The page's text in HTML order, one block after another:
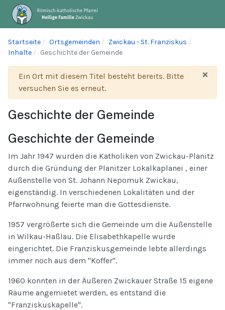
Startseite Ortsgemeinden
Zwickau - St. Franziskus
Inhalte
Geschichte der Gemeinde
×
Warnung
Ein Ort mit diesem Titel besteht bereits. Bitte
versuchen Sie es erneut.
Geschichte der Gemeinde
Geschichte der Gemeinde
Im Jahr 1947 wurden die Katholiken von Zwickau-Planitz
durch die Gründung der Planitzer Lokalkaplanei , einer
Außenstelle von St. Johann Nepomuk Zwickau,
eigenständig. In verschiedenen Lokalitäten und der
Pfarrwohnung feierte man die Gottesdienste.
1957 vergrößerte sich die Gemeinde um die Außenstelle
in Wilkau-Haßlau. Die Elisabethkapelle wurde
eingerichtet. Die Franziskusgemeinde lebte allerdings
immer noch aus dem "Koffer".
1960 konnten in der Äußeren Zwickauer Straße 15 eigene
Räume angemietet werden, es entstand die
"Franziskuskapelle".